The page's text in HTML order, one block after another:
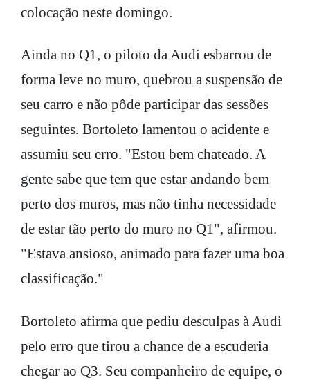
colocação neste domingo.
Ainda no Q1, o piloto da Audi esbarrou de
forma leve no muro, quebrou a suspensão de
seu carro e não pôde participar das sessões
seguintes. Bortoleto lamentou o acidente e
assumiu seu erro. "Estou bem chateado. A
gente sabe que tem que estar andando bem
perto dos muros, mas não tinha necessidade
de estar tão perto do muro no Q1", afirmou.
"Estava ansioso, animado para fazer uma boa
classificação."
Bortoleto afirma que pediu desculpas à Audi
pelo erro que tirou a chance de a escuderia
chegar ao Q3. Seu companheiro de equipe, o